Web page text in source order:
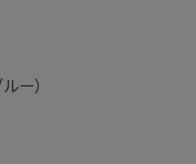
ー）